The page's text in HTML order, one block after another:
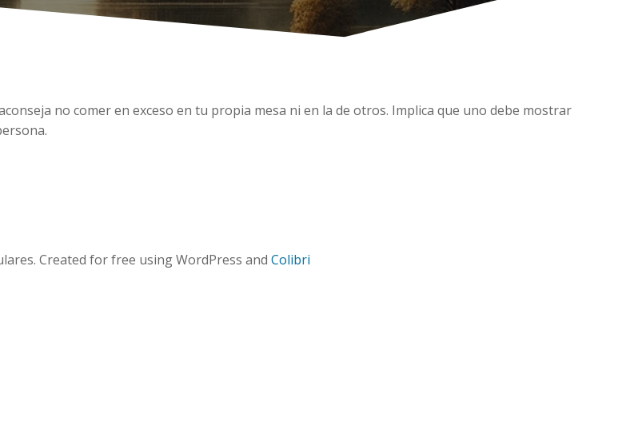
no comer en exceso en tu propia mesa ni en la de otros. Implica que uno debe mostrar
Created for free using WordPress and Colibri